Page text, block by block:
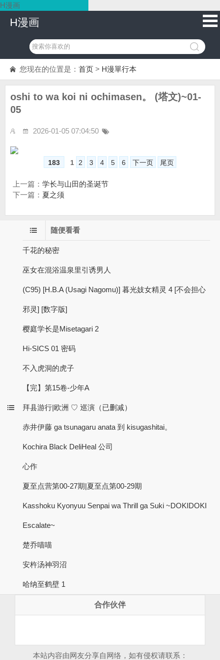
H漫画
H漫画
您现在的位置是： 首页 > H漫單行本
oshi to wa koi ni ochimasen。 (塔文)~01-
05
2026-01-05 07:04:50
183 1 2 3 4 5 6 下一页 尾页
上一篇： 学长与山田的圣诞节
下一篇： 夏之须
随便看看
千花的秘密
巫女在混浴温泉里引诱男人
(C95) [H.B.A (Usagi Nagomu)] 暮光妓女精灵 4 [不会担心
邪灵] [数字版]
樱庭学长是Misetagari 2
Hi-SICS 01 密码
不入虎洞的虎子
【完】第15卷-少年A
拜县游行|欧洲 ♡ 巡演（已删减）
赤井伊藤 ga tsunagaru anata 到 kisugashitai。
Kochira Black DeliHeal 公司
心作
夏至点营第00-27期|夏至点第00-29期
Kasshoku Kyonyuu Senpai wa Thrill ga Suki ~DOKIDOKI
Escalate~
楚乔喵喵
安杵汤神羽沼
哈纳至鹤壁 1
合作伙伴
本站内容由网友分享自网络，如有侵权请联系：